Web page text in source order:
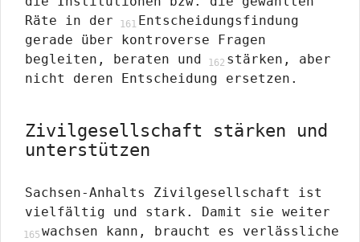
Räte in der
Entscheidungsfindung
gerade über kontroverse Fragen
begleiten, beraten und
stärken, aber
nicht deren Entscheidung ersetzen.
Zivilgesellschaft stärken und
unterstützen
Sachsen-Anhalts Zivilgesellschaft ist
vielfältig und stark. Damit sie weiter
wachsen kann, braucht es verlässliche